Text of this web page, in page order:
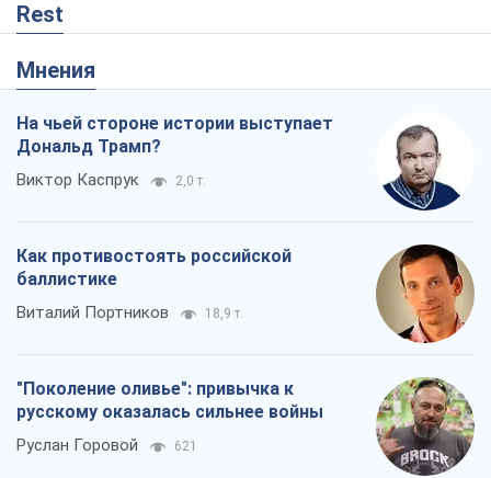
Rest
Мнения
На чьей стороне истории выступает
Дональд Трамп?
Виктор Каспрук 2,0 т.
Как противостоять российской
баллистике
Виталий Портников 18,9 т.
"Поколение оливье": привычка к
русскому оказалась сильнее войны
Руслан Горовой 621